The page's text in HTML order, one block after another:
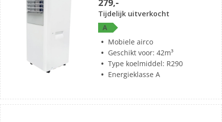
5
sterren.
279,-
Tijdelijk uitverkocht
A
Mobiele airco
Geschikt voor: 42m³
Type koelmiddel: R290
Energieklasse A